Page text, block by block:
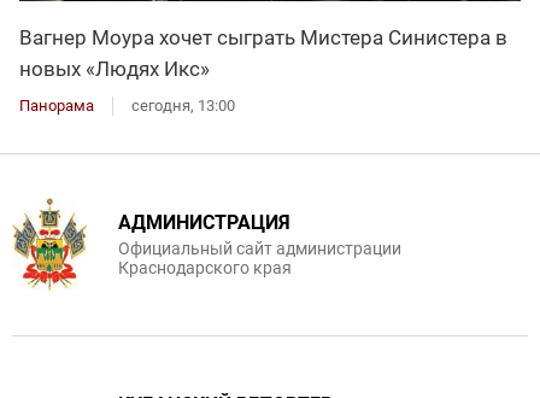
Вагнер Моура хочет сыграть Мистера Синистера в
новых «Людях Икс»
Панорама сегодня, 13:00
АДМИНИСТРАЦИЯ
Официальный сайт администрации
Краснодарского края